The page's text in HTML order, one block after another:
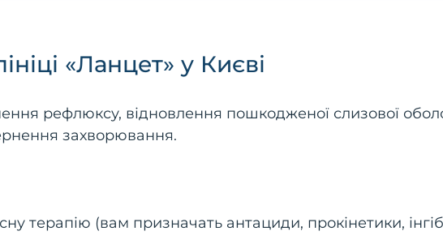
«Ланцет» у Києві
рефлюксу, відновлення пошкодженої слизової
захворювання.
терапію (вам призначать антациди, прокінетики,